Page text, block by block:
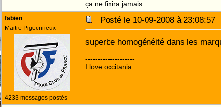
ça ne finira jamais
fabien
Maitre Pigeonneux
4233 messages postés
Posté le 10-09-2008 à
superbe homogénéité dans les
--------------------
I love occitania